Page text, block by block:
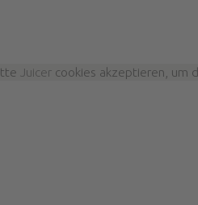
Juicer cookies akzeptieren, um